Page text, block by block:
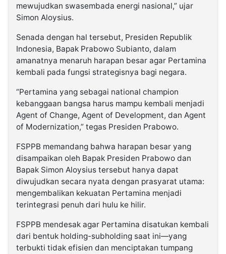
mewujudkan swasembada energi nasional,” ujar
Simon Aloysius.
Senada dengan hal tersebut, Presiden Republik
Indonesia, Bapak Prabowo Subianto, dalam
amanatnya menaruh harapan besar agar Pertamina
kembali pada fungsi strategisnya bagi negara.
“Pertamina yang sebagai national champion
kebanggaan bangsa harus mampu kembali menjadi
Agent of Change, Agent of Development, dan Agent
of Modernization,” tegas Presiden Prabowo.
FSPPB memandang bahwa harapan besar yang
disampaikan oleh Bapak Presiden Prabowo dan
Bapak Simon Aloysius tersebut hanya dapat
diwujudkan secara nyata dengan prasyarat utama:
mengembalikan kekuatan Pertamina menjadi
terintegrasi penuh dari hulu ke hilir.
FSPPB mendesak agar Pertamina disatukan kembali
dari bentuk holding-subholding saat ini—yang
terbukti tidak efisien dan menciptakan tumpang